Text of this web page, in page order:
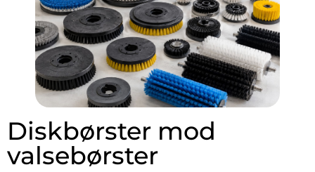
Diskbørster mod
valsebørster